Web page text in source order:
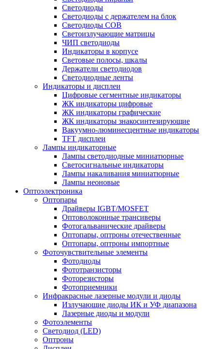
Светодиоды
Светодиоды с держателем на блок
Светодиоды COB
Светоизлучающие матрицы
ЧИП светодиоды
Индикаторы в корпусе
Световые полосы, шкалы
Держатели светодиодов
Светодиодные ленты
Индикаторы и дисплеи
Цифровые сегментные индикаторы
ЖК индикаторы цифровые
ЖК индикаторы графические
ЖК индикаторы знакосинтезирующие
Вакуумно-люминесцентные индикаторы
TFT дисплеи
Лампы индикаторные
Лампы светодиодные миниатюрные
Светосигнальные индикаторы
Лампы накаливания миниатюрные
Лампы неоновые
Оптоэлектроника
Оптопары
Драйверы IGBT/MOSFET
Оптоволоконные трансиверы
Фотогальванические драйверы
Оптопары, оптроны отечественные
Оптопары, оптроны импортные
Фоточувствительные элементы
Фотодиоды
Фототранзисторы
Фоторезисторы
Фотоприемники
Инфракрасные лазерные модули и диоды
Излучающие диоды ИК и УФ диапазона
Лазерные диоды и модули
Фотоэлементы
Светодиод (LED)
Оптроны